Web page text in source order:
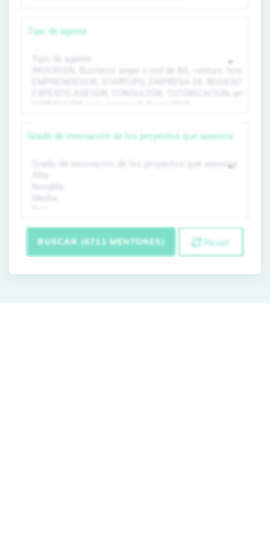
Tipo de agente
Grado de innovación de los proyectos que asesora
BUSCAR (6711 MENTORES) Reset